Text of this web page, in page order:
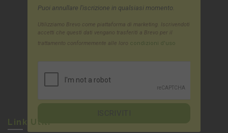
Puoi annullare l'iscrizione in qualsiasi momento.
Utilizziamo Brevo come piattaforma di marketing. Iscrivendoti
accetti che questi dati vengano trasferiti a Brevo per il
trattamento conformemente alle loro condizioni d'uso
Link Utili